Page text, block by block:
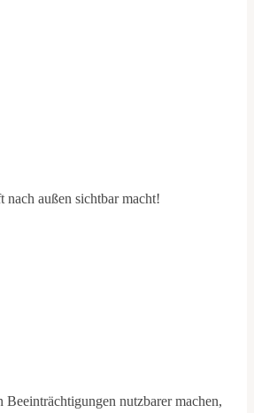
außen sichtbar macht!
nutzbarer machen,